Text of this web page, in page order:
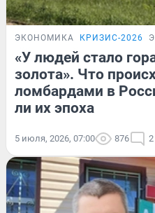
ЭКОНОМИКА КРИЗИС-2026
«У людей стало
золота». Что
ломбардами в
ли их эпоха
5 июля, 2026, 07:00 876 2